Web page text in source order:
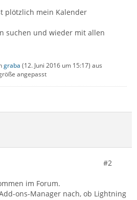
plötzlich mein Kalender
suchen und wieder mit allen
graba (12. Juni 2016 um 15:17) aus
angepasst
#2
im Forum.
ons-Manager nach, ob Lightning